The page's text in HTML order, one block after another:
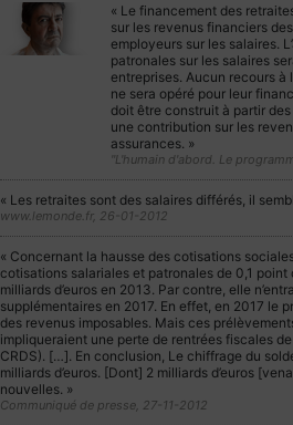
« Le financement des
sur les revenus financiers
employeurs sur les salaires.
patronales sur les salaires
entreprises. Aucun recours
ne sera opéré pour leur
doit être construit à partir
une contribution sur les
assurances. »
"L'humain d'abord. Le
« Les retraites sont des salaires différés, il
www.lemonde.fr, 26-01-2012
« Concernant la hausse des cotisations
cotisations salariales et patronales de 0,1
milliards d’euros en 2013. Par contre, elle
supplémentaires en 2017. En effet, en 2017 le
des revenus imposables. Mais ces
impliqueraient une perte de rentrées fiscales de
CRDS). […]. En conclusion, Le chiffrage du
milliards d’euros. [Dont] 2 milliards d’euros
nouvelles. »
Communiqué de presse, 27-11-2012